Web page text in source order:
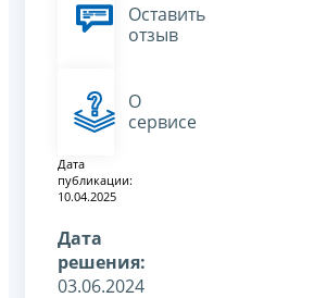
Оставить
отзыв
О
сервисе
Дата
публикации:
10.04.2025
Дата
решения:
03.06.2024